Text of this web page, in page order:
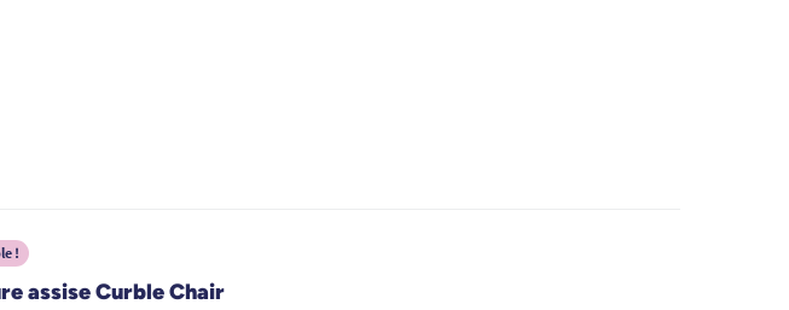
!
assise Curble Chair